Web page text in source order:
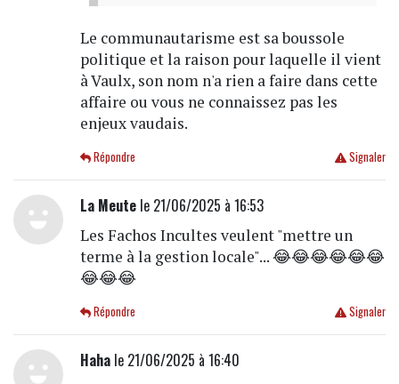
Le communautarisme est sa boussole
politique et la raison pour laquelle il vient
à Vaulx, son nom n'a rien a faire dans cette
affaire ou vous ne connaissez pas les
enjeux vaudais.
Signaler
Répondre
La Meutele 21/06/2025 à 16:53
Les Fachos Incultes veulent "mettre un
terme à la gestion locale"... 😂😂😂😂😂😂
😂😂😂
Signaler
Répondre
Hahale 21/06/2025 à 16:40